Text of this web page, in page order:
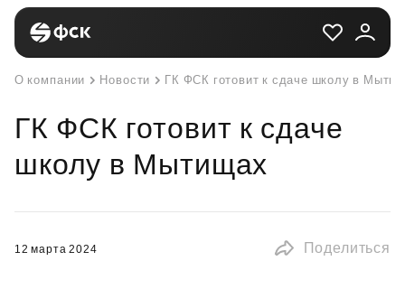
О компании Новости ГК ФСК готовит к сдаче школу в
ГК ФСК готовит к сдаче
школу в Мытищах
12 марта 2024 Поделиться